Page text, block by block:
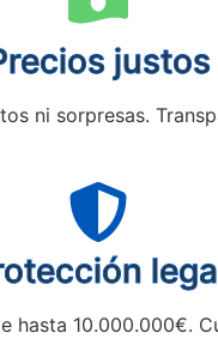
justos
ni sorpresas.
hasta 10.000.000€.